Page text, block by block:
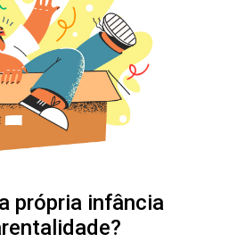
própria infância